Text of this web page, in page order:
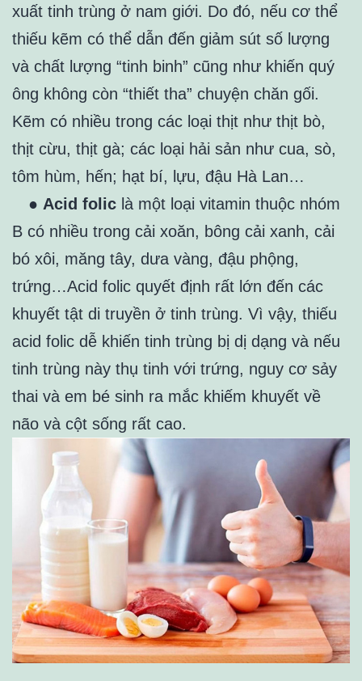
xuất tinh trùng ở nam giới. Do đó, nếu cơ thể
thiếu kẽm có thể dẫn đến giảm sút số lượng
và chất lượng “tinh binh” cũng như khiến quý
ông không còn “thiết tha” chuyện chăn gối.
Kẽm có nhiều trong các loại thịt như thịt bò,
thịt cừu, thịt gà; các loại hải sản như cua, sò,
tôm hùm, hến; hạt bí, lựu, đậu Hà Lan…
● Acid folic là một loại vitamin thuộc nhóm
B có nhiều trong cải xoăn, bông cải xanh, cải
bó xôi, măng tây, dưa vàng, đậu phộng,
trứng…Acid folic quyết định rất lớn đến các
khuyết tật di truyền ở tinh trùng. Vì vậy, thiếu
acid folic dễ khiến tinh trùng bị dị dạng và nếu
tinh trùng này thụ tinh với trứng, nguy cơ sảy
thai và em bé sinh ra mắc khiếm khuyết về
não và cột sống rất cao.